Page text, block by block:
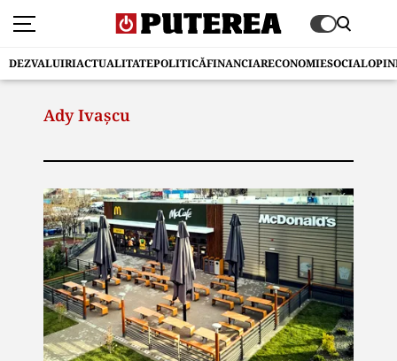
DEZVALUIRIACTUALITATEPOLITICĂFINANCIARECONOMIESOCIAL
Ady Ivașcu